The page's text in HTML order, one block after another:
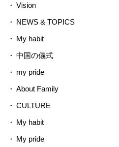
Vision
NEWS & TOPICS
My habit
中国の儀式
my pride
About Family
CULTURE
My habit
My pride